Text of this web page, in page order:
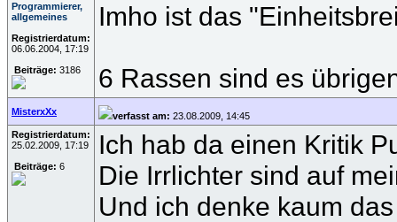
Programmierer,
allgemeines
Registrierdatum:
06.06.2004, 17:19
Beiträge: 3186
Imho ist das
6 Rassen sind es
MisterxXx verfasst am: 23.08.2009, 14:45
Registrierdatum:
25.02.2009, 17:19
Beiträge: 6
Ich hab da einen Kritik
Die Irrlichter sind auf
Und ich denke kaum